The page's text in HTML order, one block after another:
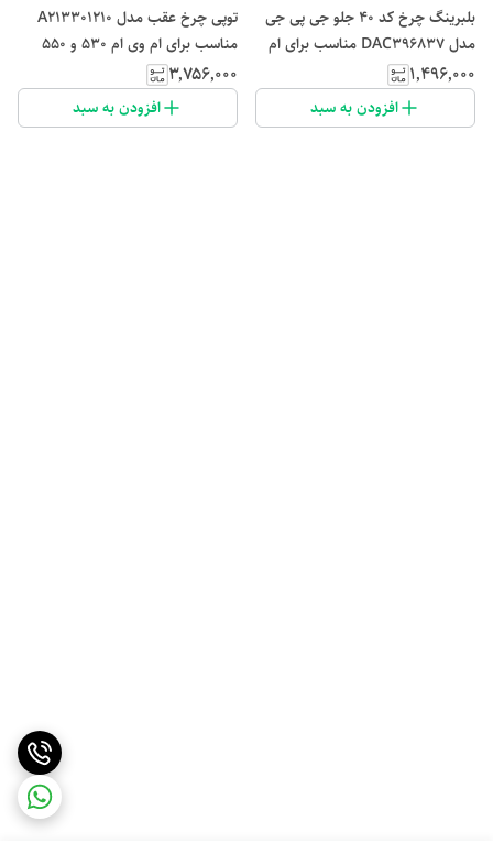
بلبرینگ چرخ کد ۴۰ جلو جی پی جی
مدل DAC396837 مناسب برای ام
وی ام 110
۱٬۴۹۶٬۰۰۰
افزودن به سبد
توپی چرخ عقب مدل A213301210
مناسب برای ام وی ام 530 و 550
۳٬۷۵۶٬۰۰۰
افزودن به سبد